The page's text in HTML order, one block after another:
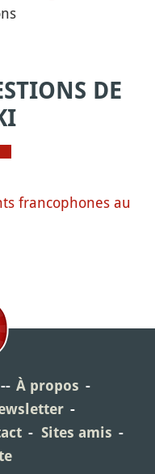
DE
francophones au
À propos
Sites amis